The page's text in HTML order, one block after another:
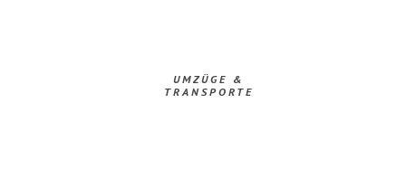
UMZÜGE &
TRANSPORTE